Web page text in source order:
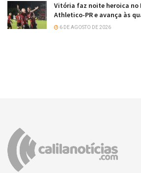
Vitória faz noite heroica no
Athletico-PR e avança às
6 DE AGOSTO DE 2026